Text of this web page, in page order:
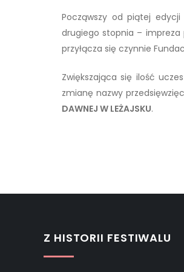
Począwszy od piątej
drugiego stopnia – impreza
przyłącza się czynnie
Zwiększająca się ilość
zmianę nazwy
DAWNEJ W LEŻAJSKU.
Z HISTORII FESTIWALU